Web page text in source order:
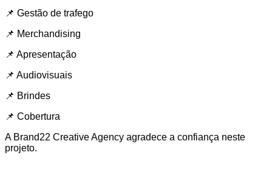
📌 Gestão de trafego
📌 Merchandising
📌 Apresentação
📌 Audiovisuais
📌 Brindes
📌 Cobertura
A Brand22 Creative Agency agradece a confiança neste
projeto.